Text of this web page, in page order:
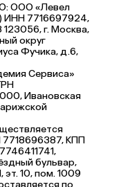
ООО «Левел
ИНН 7716697924,
г. Москва,
округ
Фучика, д.6,
Сервиса»
Ивановская
КПП
бульвар,
10, пом. 1009
по